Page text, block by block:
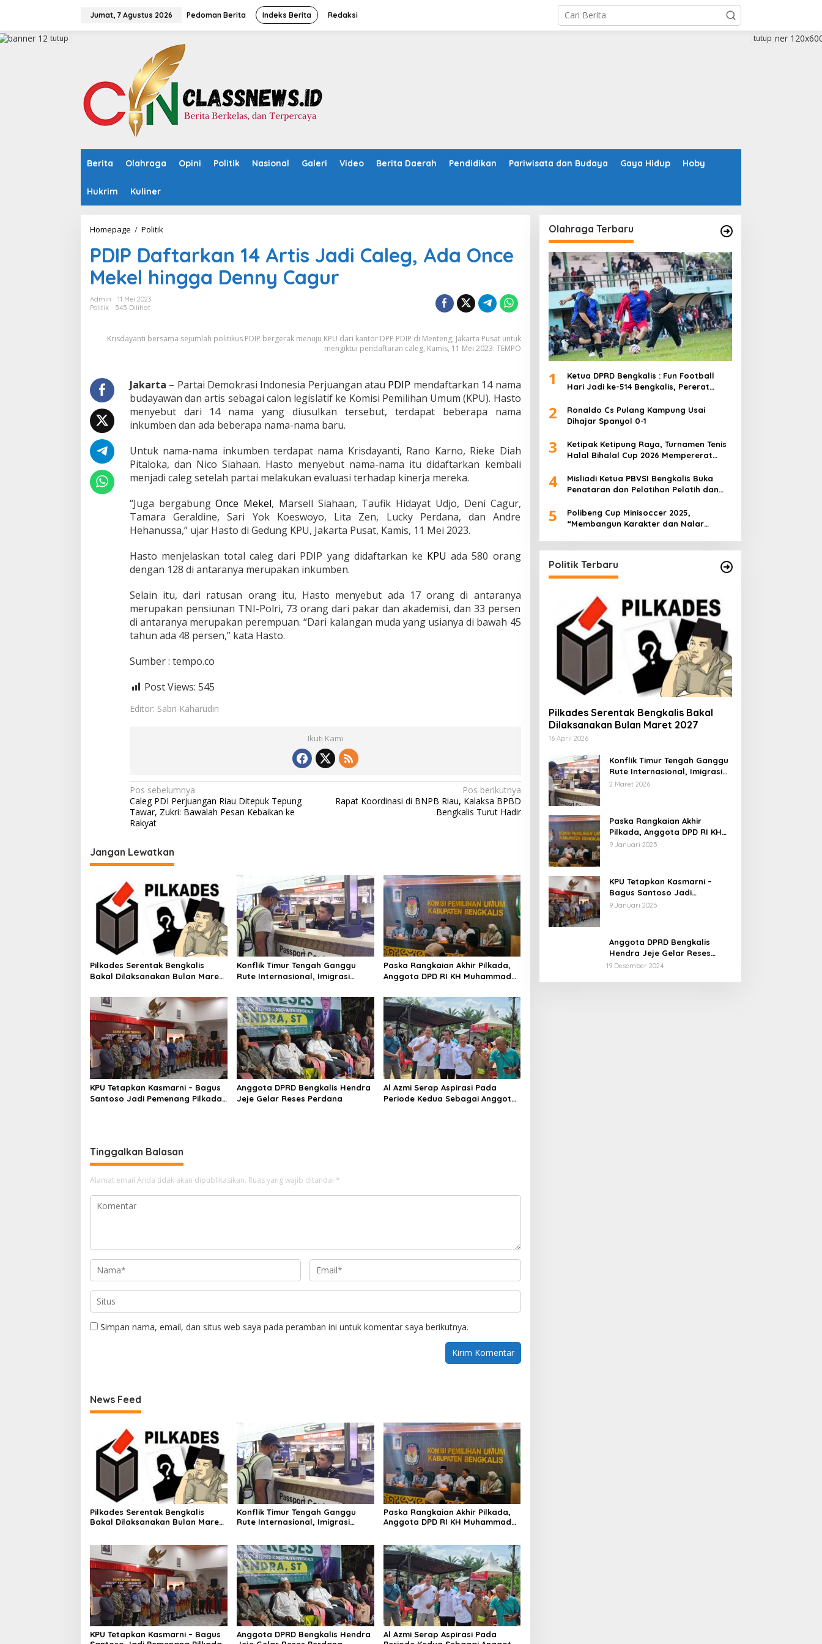
a
Jumat, 7 Agustus 2026 Pedoman Berita Indeks Berita Redaksi
Berita Olahraga Opini Politik Nasional Galeri Video Berita Daerah Pendidikan Pariwisata dan Budaya Gaya Hidup Hoby
Hukrim Kuliner
tutup tutup
Homepage / Politik
I
P
D
a
k
4
A
r
t
i
J
a
d
i
a
l
e
g
A
d
O
n
c
e
M
k
h
n
n
n
y
C
r
PDIP Daftarkan 14 Artis Jadi Caleg, Ada Once
Mekel hingga Denny Cagur
Admin
11 Mei 2023
Politik
545 Dilihat
Krisdayanti bersama sejumlah politikus PDIP bergerak menuju KPU dari kantor DPP PDIP di Menteng, Jakarta Pusat untuk
mengiktui pendaftaran caleg, Kamis, 11 Mei 2023. TEMPO
Jakarta – Partai Demokrasi Indonesia Perjuangan atau PDIP mendaftarkan 14 nama
budayawan dan artis sebagai calon legislatif ke Komisi Pemilihan Umum (KPU). Hasto
menyebut dari 14 nama yang diusulkan tersebut, terdapat beberapa nama
inkumben dan ada beberapa nama-nama baru.
Untuk nama-nama inkumben terdapat nama Krisdayanti, Rano Karno, Rieke Diah
Pitaloka, dan Nico Siahaan. Hasto menyebut nama-nama itu didaftarkan kembali
menjadi caleg setelah partai melakukan evaluasi terhadap kinerja mereka.
“Juga bergabungOnce Mekel, Marsell Siahaan, Taufik Hidayat Udjo, Deni Cagur,
Tamara Geraldine, Sari Yok Koeswoyo, Lita Zen, Lucky Perdana, dan Andre
Hehanussa,” ujar Hasto di Gedung KPU, Jakarta Pusat, Kamis, 11 Mei 2023.
Hasto menjelaskan total caleg dari PDIP yang didaftarkan ke KPUada 580 orang
dengan 128 di antaranya merupakan inkumben.
Selain itu, dari ratusan orang itu, Hasto menyebut ada 17 orang di antaranya
merupakan pensiunan TNI-Polri, 73 orang dari pakar dan akademisi, dan 33 persen
di antaranya merupakan perempuan. “Dari kalangan muda yang usianya di bawah 45
tahun ada 48 persen,” kata Hasto.
Sumber : tempo.co
Post Views: 545
Editor: Sabri Kaharudin
Ikuti Kami
N
a
v
i
g
a
s
i
o
s
Pos sebelumnya
Caleg PDI Perjuangan Riau Ditepuk Tepung
Tawar, Zukri: Bawalah Pesan Kebaikan ke
Rakyat
Pos berikutnya
Rapat Koordinasi di BNPB Riau, Kalaksa BPBD
Bengkalis Turut Hadir
Jangan Lewatkan
Pilkades Serentak Bengkalis
Bakal Dilaksanakan Bulan Maret
Konflik Timur Tengah Ganggu
Rute Internasional, Imigrasi
Paska Rangkaian Akhir Pilkada,
Anggota DPD RI KH Muhammad
KPU Tetapkan Kasmarni – Bagus
Santoso Jadi Pemenang Pilkada
Anggota DPRD Bengkalis Hendra
Jeje Gelar Reses Perdana
Al Azmi Serap Aspirasi Pada
Periode Kedua Sebagai Anggota
Tinggalkan Balasan
Alamat email Anda tidak akan dipublikasikan. Ruas yang wajib ditandai *
Simpan nama, email, dan situs web saya pada peramban ini untuk komentar saya berikutnya.
News Feed
Pilkades Serentak Bengkalis
Bakal Dilaksanakan Bulan Maret
Konflik Timur Tengah Ganggu
Rute Internasional, Imigrasi
Paska Rangkaian Akhir Pilkada,
Anggota DPD RI KH Muhammad
KPU Tetapkan Kasmarni – Bagus
Anggota DPRD Bengkalis Hendra
Al Azmi Serap Aspirasi Pada
Olahraga Terbaru
1
Ketua DPRD Bengkalis : Fun Football
Hari Jadi ke-514 Bengkalis, Pererat
2
Ronaldo Cs Pulang Kampung Usai
Dihajar Spanyol 0-1
3
Ketipak Ketipung Raya, Turnamen Tenis
Halal Bihalal Cup 2026 Mempererat
4
Misliadi Ketua PBVSI Bengkalis Buka
Penataran dan Pelatihan Pelatih dan
5
Polibeng Cup Minisoccer 2025,
“Membangun Karakter dan Nalar
Politik Terbaru
Pilkades Serentak Bengkalis Bakal
Dilaksanakan Bulan Maret 2027
16 April 2026
Konflik Timur Tengah Ganggu
Rute Internasional, Imigrasi
Siapkan Langkah Antisipatif
2 Maret 2026
Paska Rangkaian Akhir
Pilkada, Anggota DPD RI KH
Muhammad Mursyid
9 Januari 2025
KPU Tetapkan Kasmarni –
Bagus Santoso Jadi
Pemenang Pilkada 2024
9 Januari 2025
Anggota DPRD Bengkalis
Hendra Jeje Gelar Reses
Perdana
19 Desember 2024